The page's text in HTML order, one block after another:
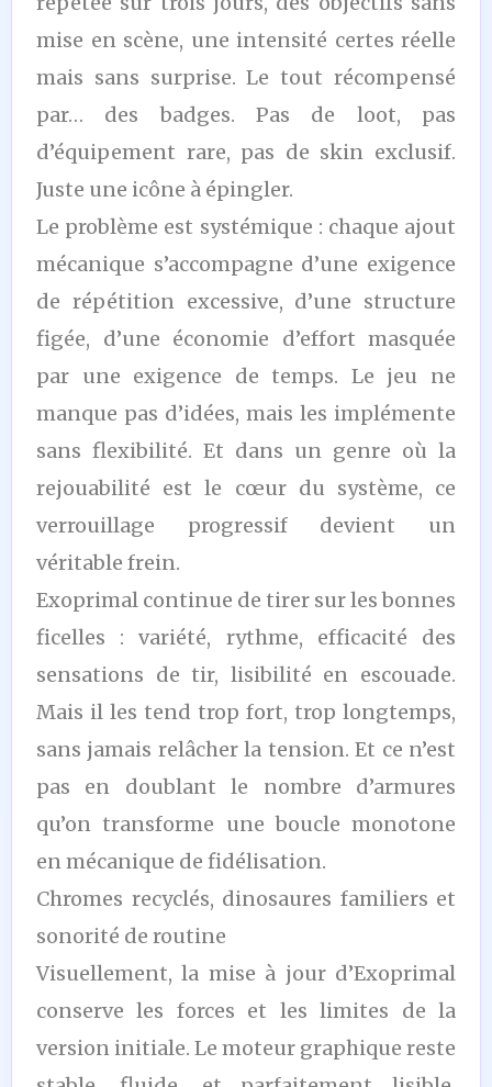
mise en scène, une intensité certes réelle
mais sans surprise. Le tout récompensé
par… des badges. Pas de loot, pas
d’équipement rare, pas de skin exclusif.
Juste une icône à épingler.
Le problème est systémique : chaque ajout
mécanique s’accompagne d’une exigence
de répétition excessive, d’une structure
figée, d’une économie d’effort masquée
par une exigence de temps. Le jeu ne
manque pas d’idées, mais les implémente
sans flexibilité. Et dans un genre où la
rejouabilité est le cœur du système, ce
verrouillage progressif devient un
véritable frein.
Exoprimal continue de tirer sur les bonnes
ficelles : variété, rythme, efficacité des
sensations de tir, lisibilité en escouade.
Mais il les tend trop fort, trop longtemps,
sans jamais relâcher la tension. Et ce n’est
pas en doublant le nombre d’armures
qu’on transforme une boucle monotone
en mécanique de fidélisation.
Chromes recyclés, dinosaures familiers et
sonorité de routine
Visuellement, la mise à jour d’Exoprimal
conserve les forces et les limites de la
version initiale. Le moteur graphique reste